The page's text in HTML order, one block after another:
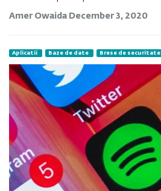
Amer Owaida December 3, 2020
Aplicatii Baze de date Brese de securitate